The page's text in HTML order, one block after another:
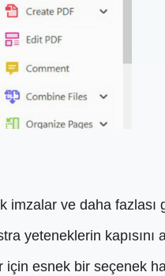
ve daha fazlası
yeteneklerin kapısını
için esnek bir seçenek